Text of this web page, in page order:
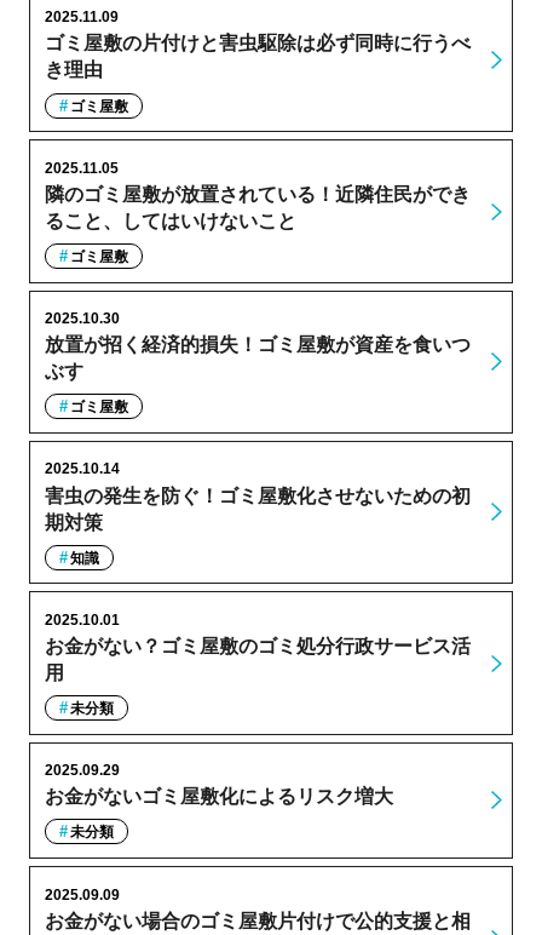
ゴミ屋敷の片付けと害虫駆除は必ず同時に行うべ
き理由
2025.11.09
ゴミ屋敷
隣のゴミ屋敷が放置されている！近隣住民ができ
ること、してはいけないこと
2025.11.05
ゴミ屋敷
放置が招く経済的損失！ゴミ屋敷が資産を食いつ
ぶす
2025.10.30
ゴミ屋敷
害虫の発生を防ぐ！ゴミ屋敷化させないための初
期対策
2025.10.14
知識
お金がない？ゴミ屋敷のゴミ処分行政サービス活
用
2025.10.01
未分類
お金がないゴミ屋敷化によるリスク増大
2025.09.29
未分類
お金がない場合のゴミ屋敷片付けで公的支援と相
2025.09.09